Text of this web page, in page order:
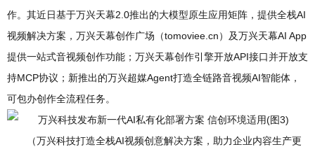
作。其近日基于万兴天幕2.0推出的大模型原生应用矩阵，提供全栈AI
视频解决方案，万兴天幕创作广场（tomoviee.cn）及万兴天幕AI App
提供一站式音视频创作功能；万兴天幕创作引擎开放API接口并开放支
持MCP协议；新推出的万兴超媒Agent打造全链路音视频AI智能体，
可包办创作全流程任务。
（万兴科技打造全栈AI视频创意解决方案，助力企业内容生产更